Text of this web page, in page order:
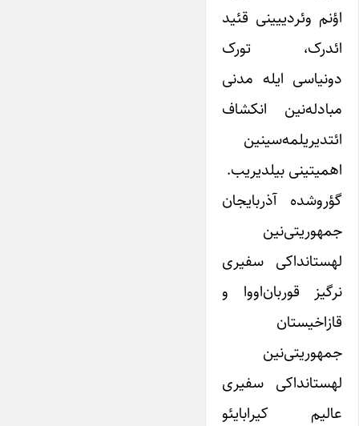
اؤنم وئردییینی قئید
ائدرک، تورک
دونیاسی ایله مدنی
مبادله‌نین انکشاف
ائتدیریلمه‌سینین
اهمیتینی بیلدیریب.
گؤروشده آذربایجان
جمهوریتی‌نین
لهستانداکی سفیری
نرگیز قوربان‌اووا و
قازاخیستان
جمهوریتی‌نین
لهستانداکی سفیری
عالیم کیرابایئو